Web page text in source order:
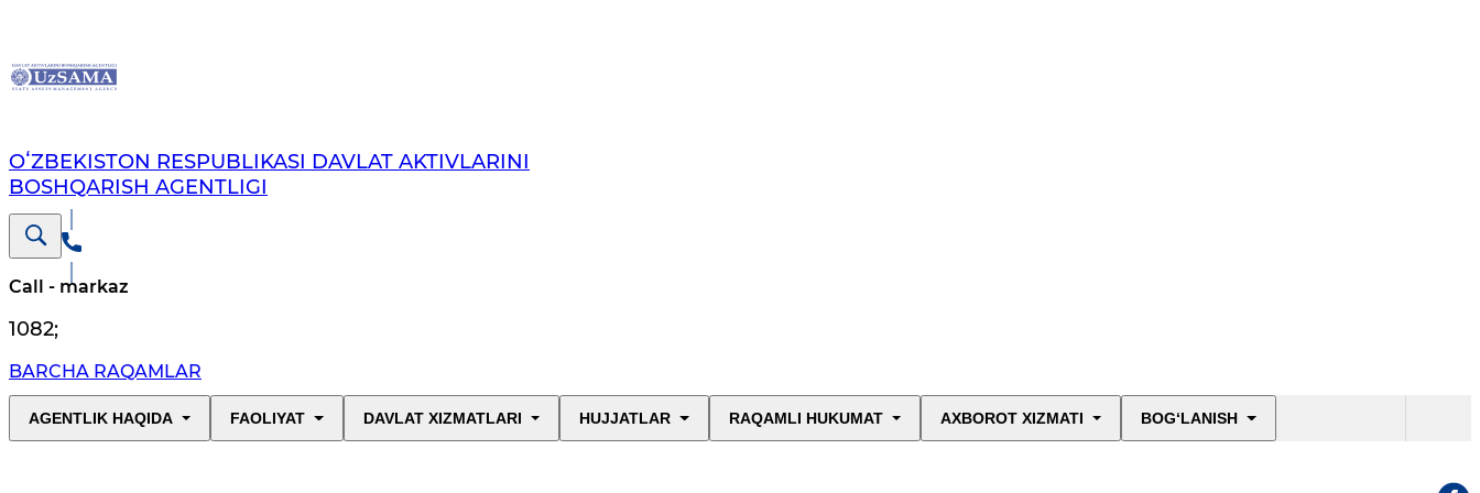
OʻZBEKISTON RESPUBLIKASI DAVLAT AKTIVLARINI
BOSHQARISH AGENTLIGI
Call - markaz
1082;
BARCHA RAQAMLAR
AGENTLIK HAQIDA FAOLIYAT DAVLAT XIZMATLARI HUJJATLAR RAQAMLI HUKUMAT AXBOROT XIZMATI BOG‘LANISH